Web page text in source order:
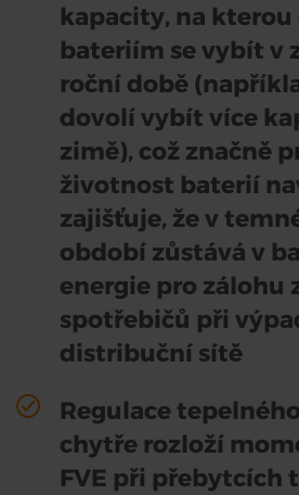
kapacity, na
bateriím se vybít v
roční době
dovolí vybít více
zimě), což značně
životnost baterií
zajišťuje, že v
období zůstává v
energie pro zálohu
spotřebičů při
distribuční sítě
Regulace
chytře rozloží
FVE při přebytcích